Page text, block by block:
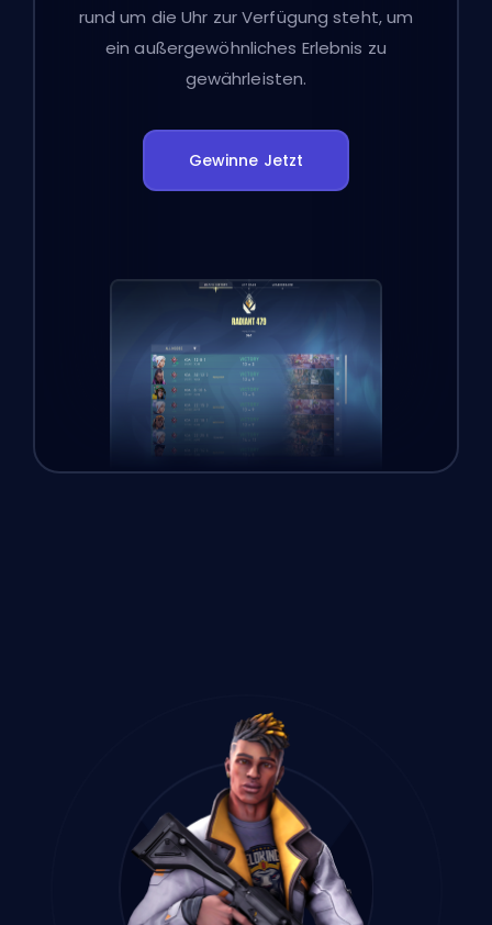
rund um die Uhr zur Verfügung steht, um
ein außergewöhnliches Erlebnis zu
gewährleisten.
Gewinne Jetzt